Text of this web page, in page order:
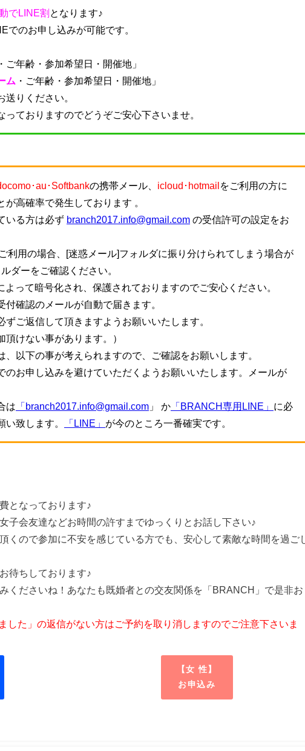
でLINE割 となります♪
でのお申し込みが可能です。
ご年齢・参加希望日・開催地 」
ム ・ ご年齢・参加希望日・開催地 」
りください。
ておりますのでどうぞご安心下さいませ。
･au･Softbankの携帯メール、 icloud･hotmail をご利用の方に
高確率で発生しております 。
いる方は必ず branch2017.info@gmail.com の受信許可の設定をお
利用の場合、[迷惑メール]フォルダに振り分けられてしまう場合が
ダーをご確認ください。
って暗号化され、保護されておりますのでご安心ください。
確認のメールが自動で届きます。
ご返信して頂きますようお願いいたします。
けない事があります。）
以下の事が考えられますので、ご確認をお願いします。
お申し込みを避けていただくようお願いいたします。メールが
は 「branch2017.info@gmail.com 」 か 「BRANCH専用LINE」 に必
致します。
「LINE」 が今のところ一番確実です。
となっております♪
子会友達などお時間の許すまでゆっくりとお話し下さい♪
くので参加に不安を感じている方でも、安心して素敵な時間を過ごし
待ちしております♪
くださいね！あなたも既婚者との交友関係を「BRANCH」で是非お
た」の返信がない方はご予約を取り消しますのでご注意下さいま
【女 性】
お申込み